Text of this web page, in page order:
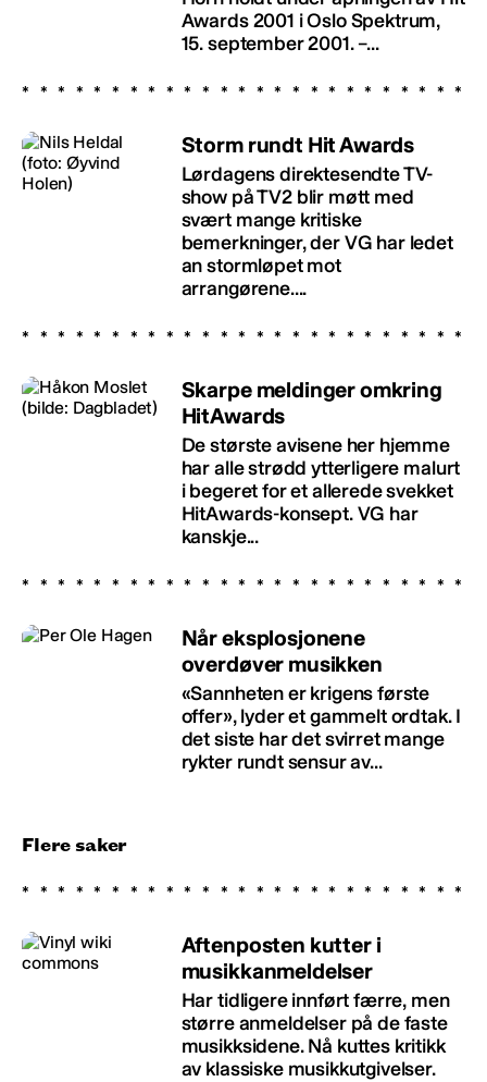
Awards 2001 i Oslo Spektrum,
15. september 2001. –...
Storm rundt Hit Awards
Lørdagens direktesendte TV-
show på TV2 blir møtt med
svært mange kritiske
bemerkninger, der VG har ledet
an stormløpet mot
arrangørene....
Skarpe meldinger omkring
HitAwards
De største avisene her hjemme
har alle strødd ytterligere malurt
i begeret for et allerede svekket
HitAwards-konsept. VG har
kanskje...
Når eksplosjonene
overdøver musikken
«Sannheten er krigens første
offer», lyder et gammelt ordtak. I
det siste har det svirret mange
rykter rundt sensur av...
Flere saker
Aftenposten kutter i
musikkanmeldelser
Har tidligere innført færre, men
større anmeldelser på de faste
musikksidene. Nå kuttes kritikk
av klassiske musikkutgivelser.